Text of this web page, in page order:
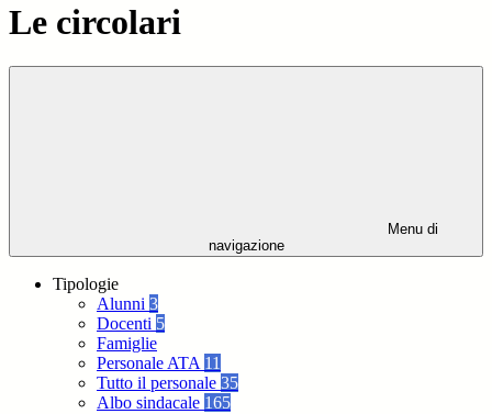
Le circolari
Menu di
navigazione
Tipologie
Alunni 3
Docenti 5
Famiglie
Personale ATA 11
Tutto il personale 35
Albo sindacale 165